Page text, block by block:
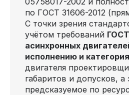
по ГОСТ 31606-2012
С точки зрения
учётом требований
асинхронных
исполнению и
двигателя
габаритов и допусков,
предсказуемое по